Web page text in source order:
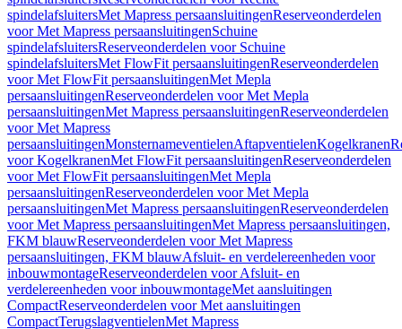
spindelafsluitersMet Mapress persaansluitingenReserveonderdelen
voor Met Mapress persaansluitingenSchuine
spindelafsluitersReserveonderdelen voor Schuine
spindelafsluitersMet FlowFit persaansluitingenReserveonderdelen
voor Met FlowFit persaansluitingenMet Mepla
persaansluitingenReserveonderdelen voor Met Mepla
persaansluitingenMet Mapress persaansluitingenReserveonderdelen
voor Met Mapress
persaansluitingenMonsternameventielenAftapventielenKogelkranen
voor KogelkranenMet FlowFit persaansluitingenReserveonderdelen
voor Met FlowFit persaansluitingenMet Mepla
persaansluitingenReserveonderdelen voor Met Mepla
persaansluitingenMet Mapress persaansluitingenReserveonderdelen
voor Met Mapress persaansluitingenMet Mapress persaansluitingen,
FKM blauwReserveonderdelen voor Met Mapress
persaansluitingen, FKM blauwAfsluit- en verdelereenheden voor
inbouwmontageReserveonderdelen voor Afsluit- en
verdelereenheden voor inbouwmontageMet aansluitingen
CompactReserveonderdelen voor Met aansluitingen
CompactTerugslagventielenMet Mapress